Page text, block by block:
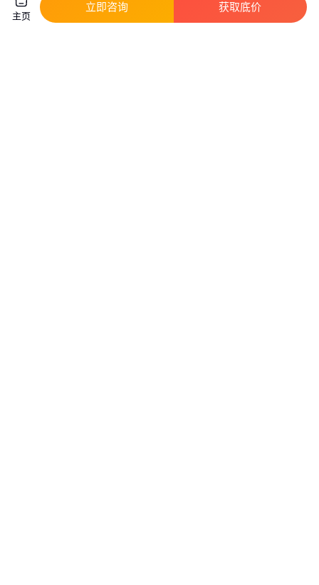
主页
立即咨询 获取底价